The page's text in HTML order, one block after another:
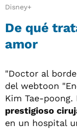
Disney+
De qué
amor
"Doctor al
del webtoon
Kim Tae-
prestigioso
en un hospital